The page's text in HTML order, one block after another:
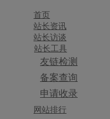
首页
站长资讯
站长访谈
站长工具
友链检测
备案查询
申请收录
网站排行
×